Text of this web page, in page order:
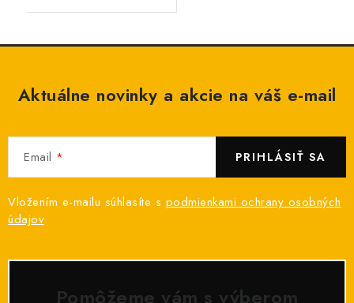
Aktuálne novinky a akcie na váš e-mail
Email
Vložením e-mailu súhlasíte s podmienkami ochrany osobných
údajov
PRIHLÁSIŤ SA
Pomôžeme vám s výberom